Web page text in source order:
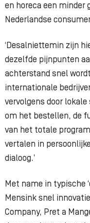
en horeca een minder
Nederlandse
‘Desalniettemin zijn
dezelfde pijnpunten
achterstand snel
internationale
vervolgens door
om het bestellen, de
van het totale
vertalen in
dialoog.’
Met name in typische
Mensink snel
Company, Pret a